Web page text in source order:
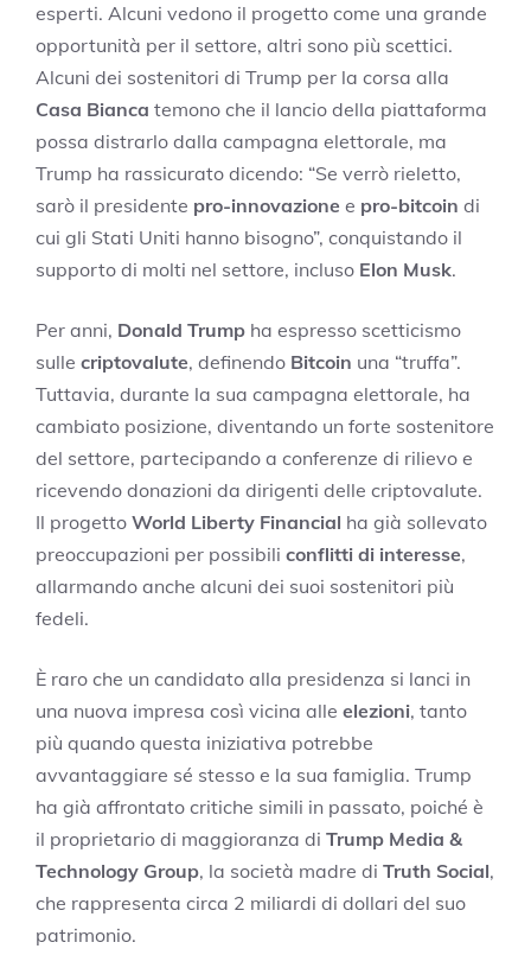
esperti. Alcuni vedono il progetto come una grande
opportunità per il settore, altri sono più scettici.
Alcuni dei sostenitori di Trump per la corsa alla
Casa Bianca temono che il lancio della piattaforma
possa distrarlo dalla campagna elettorale, ma
Trump ha rassicurato dicendo: “Se verrò rieletto,
sarò il presidente pro-innovazione e pro-bitcoin di
cui gli Stati Uniti hanno bisogno”, conquistando il
supporto di molti nel settore, incluso Elon Musk.
Per anni, Donald Trump ha espresso scetticismo
sulle criptovalute, definendo Bitcoin una “truffa”.
Tuttavia, durante la sua campagna elettorale, ha
cambiato posizione, diventando un forte sostenitore
del settore, partecipando a conferenze di rilievo e
ricevendo donazioni da dirigenti delle criptovalute.
Il progetto World Liberty Financial ha già sollevato
preoccupazioni per possibili conflitti di interesse,
allarmando anche alcuni dei suoi sostenitori più
fedeli.
È raro che un candidato alla presidenza si lanci in
una nuova impresa così vicina alle elezioni, tanto
più quando questa iniziativa potrebbe
avvantaggiare sé stesso e la sua famiglia. Trump
ha già affrontato critiche simili in passato, poiché è
il proprietario di maggioranza di Trump Media &
Technology Group, la società madre di Truth Social,
che rappresenta circa 2 miliardi di dollari del suo
patrimonio.